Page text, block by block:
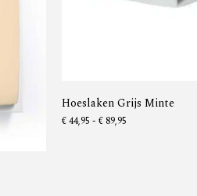
Hoeslaken Grijs Minte
€44,95 - € 89,95